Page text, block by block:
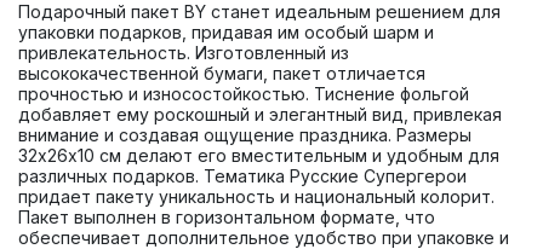
Подарочный пакет BY станет идеальным решением для
упаковки подарков, придавая им особый шарм и
привлекательность. Изготовленный из
высококачественной бумаги, пакет отличается
прочностью и износостойкостью. Тиснение фольгой
добавляет ему роскошный и элегантный вид, привлекая
внимание и создавая ощущение праздника. Размеры
32х26х10 см делают его вместительным и удобным для
различных подарков. Тематика Русские Супергерои
придает пакету уникальность и национальный колорит.
Пакет выполнен в горизонтальном формате, что
обеспечивает дополнительное удобство при упаковке и